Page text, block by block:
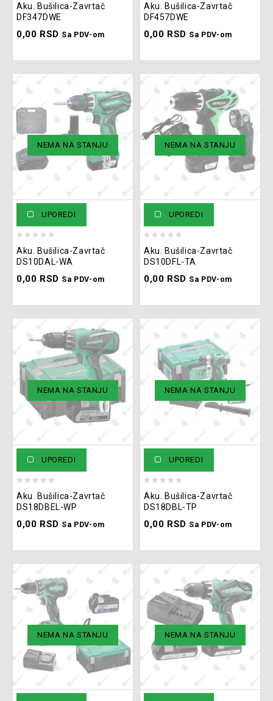
out
of
5
Aku. Bušilica-Zavrtač
DF347DWE
0,00 RSD Sa PDV-om
out
of
5
Aku. Bušilica-Zavrtač
DF457DWE
0,00 RSD Sa PDV-om
NEMA NA STANJU
UPOREDI
out
of
5
Aku. Bušilica-Zavrtač
DS10DAL-WA
0,00 RSD Sa PDV-om
NEMA NA STANJU
UPOREDI
out
of
5
Aku. Bušilica-Zavrtač
DS10DFL-TA
0,00 RSD Sa PDV-om
NEMA NA STANJU
UPOREDI
out
of
5
Aku. Bušilica-Zavrtač
DS18DBEL-WP
0,00 RSD Sa PDV-om
NEMA NA STANJU
UPOREDI
out
of
5
Aku. Bušilica-Zavrtač
DS18DBL-TP
0,00 RSD Sa PDV-om
NEMA NA STANJU NEMA NA STANJU